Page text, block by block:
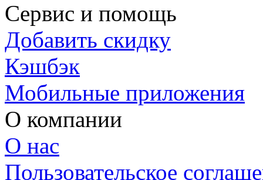
Сервис и помощь
Добавить скидку
Кэшбэк
Мобильные приложения
О компании
О нас
Пользовательское